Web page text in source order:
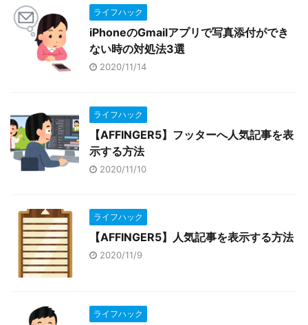
ライフハック
iPhoneのGmailアプリで写真添付ができ
ない時の対処法3選
2020/11/14
ライフハック
【AFFINGER5】フッターへ人気記事を表
示する方法
2020/11/10
ライフハック
【AFFINGER5】人気記事を表示する方法
2020/11/9
ライフハック